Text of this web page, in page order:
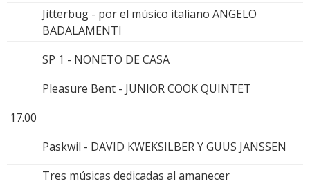
Jitterbug - por el músico italiano ANGELO
BADALAMENTI
SP 1 - NONETO DE CASA
Pleasure Bent - JUNIOR COOK QUINTET
17.00
Paskwil - DAVID KWEKSILBER Y GUUS JANSSEN
Tres músicas dedicadas al amanecer